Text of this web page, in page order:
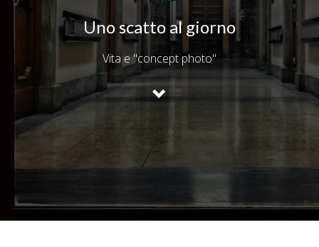
Uno scatto al giorno
Vita e "concept photo"